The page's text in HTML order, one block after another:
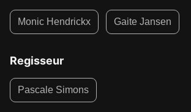
Monic Hendrickx Gaite Jansen
Regisseur
Pascale Simons